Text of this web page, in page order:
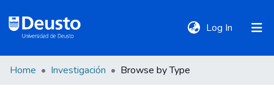
Log In (current)
DeustoTeka
Home Investigación Browse by Type